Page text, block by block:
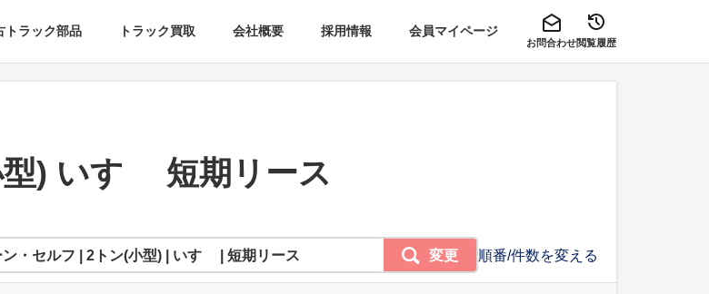
トラック部品 トラック買取 会社概要 採用情報 会員マイページ
お問合わせ閲覧履歴
) いすゞ 短期リース
順番/件数を変える
・セルフ | 2トン(小型) | いすゞ | 短期リース 変更